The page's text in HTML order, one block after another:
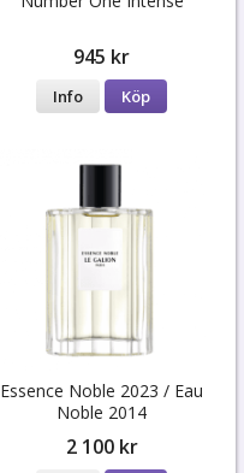
945 kr
Info Köp
Essence Noble 2023 / Eau
Noble 2014
2 100 kr